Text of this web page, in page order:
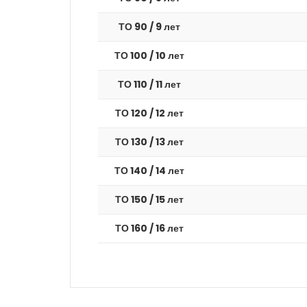
ТО 90 / 9 лет
ТО 100 / 10 лет
ТО 110 / 11 лет
ТО 120 / 12 лет
ТО 130 / 13 лет
ТО 140 / 14 лет
ТО 150 / 15 лет
ТО 160 / 16 лет